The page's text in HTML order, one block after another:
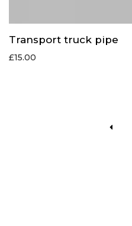
Transport truck pipe
£15.00